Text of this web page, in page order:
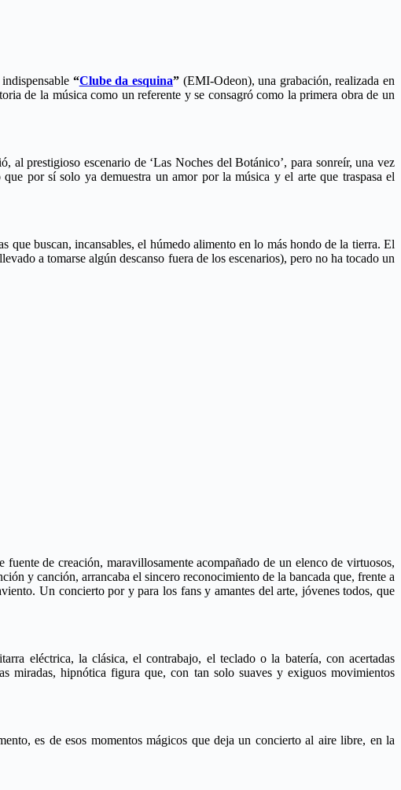
“Clube da esquina”(EMI-Odeon), una grabación, realizada en
de la música como un referente y se consagró como la primera obra de un
al prestigioso escenario de ‘Las Noches del Botánico’, para sonreír, una vez
por sí solo ya demuestra un amor por la música y el arte que traspasa el
que buscan, incansables, el húmedo alimento en lo más hondo de la tierra. El
a tomarse algún descanso fuera de los escenarios), pero no ha tocado un
de creación, maravillosamente acompañado de un elenco de virtuosos,
y canción, arrancaba el sincero reconocimiento de la bancada que, frente a
Un concierto por y para los fans y amantes del arte, jóvenes todos, que
eléctrica, la clásica, el contrabajo, el teclado o la batería, con acertadas
miradas, hipnótica figura que, con tan solo suaves y exiguos movimientos
es de esos momentos mágicos que deja un concierto al aire libre, en la